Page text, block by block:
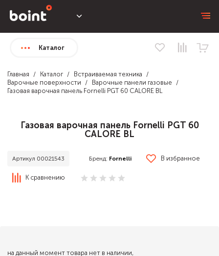
Каталог
Главная Каталог
Встраиваемая техника
Варочные поверхности
Варочные панели газовые
Газовая варочная панель Fornelli PGT 60 CALORE BL
Газовая варочная панель Fornelli PGT 60
CALORE BL
Артикул 00021543 Бренд: Fornelli В избранное
К сравнению
на данный момент товара нет в наличии,